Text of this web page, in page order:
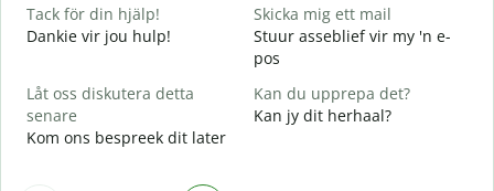
Tack för din hjälp!
Dankie vir jou hulp!
Skicka mig ett mail
Stuur asseblief vir my 'n e-
pos
Låt oss diskutera detta
senare
Kom ons bespreek dit later
Kan du upprepa det?
Kan jy dit herhaal?